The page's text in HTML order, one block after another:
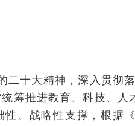
二十大精神，深入贯彻
筹推进教育、科技、
性、战略性支撑，根据